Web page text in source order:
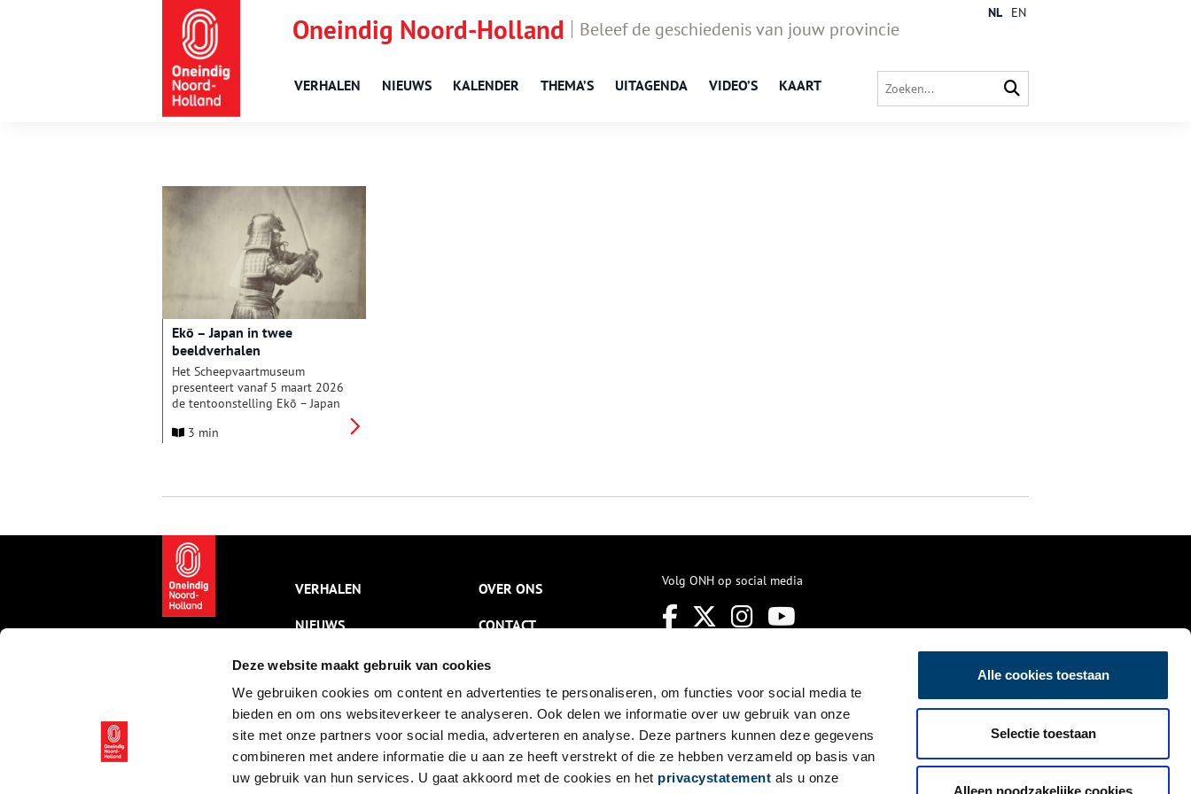
Deze website maakt gebruik van cookies
We gebruiken cookies om content en advertenties te personaliseren, om functies voor social media te
bieden en om ons websiteverkeer te analyseren. Ook delen we informatie over uw gebruik van onze
site met onze partners voor social media, adverteren en analyse. Deze partners kunnen deze gegevens
combineren met andere informatie die u aan ze heeft verstrekt of die ze hebben verzameld op basis van
uw gebruik van hun services. U gaat akkoord met de cookies en het privacystatement als u onze
Alle cookies toestaan
Selectie toestaan
Alleen noodzakelijke cookies
Oneindig Noord-Holland Beleef de geschiedenis van jouw provincie
VERHALEN NIEUWS KALENDER THEMA’S UITAGENDA VIDEO’S KAART
NL EN
Ekō – Japan in twee
beeldverhalen
Het Scheepvaartmuseum
presenteert vanaf 5 maart 2026
de tentoonstelling Ekō – Japan
parallelvertelling resoneren
eigentijdse werk van fotograaf
3 min
VERHALEN
NIEUWS
KALENDER
THEMA’S
ACTIVITEITEN
VIDEO’S
OVER ONS
CONTACT
NIEUWSBRIEF
DISCLAIMER
PRIVACY
TOEGANKELIJKHEID
Volg ONH op social media